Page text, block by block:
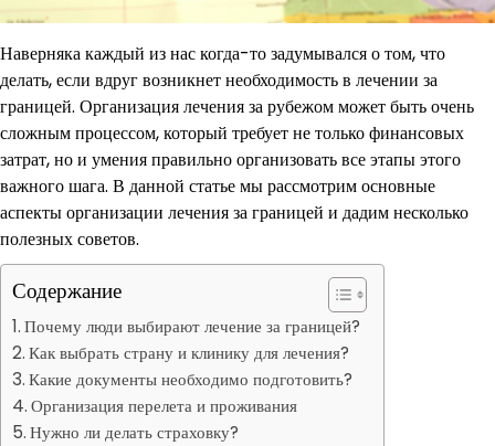
Наверняка каждый из нас когда-то задумывался о том, что
делать, если вдруг возникнет необходимость в лечении за
границей. Организация лечения за рубежом может быть очень
сложным процессом, который требует не только финансовых
затрат, но и умения правильно организовать все этапы этого
важного шага. В данной статье мы рассмотрим основные
аспекты организации лечения за границей и дадим несколько
полезных советов.
Содержание
Почему люди выбирают лечение за границей?
Как выбрать страну и клинику для лечения?
Какие документы необходимо подготовить?
Организация перелета и проживания
Нужно ли делать страховку?